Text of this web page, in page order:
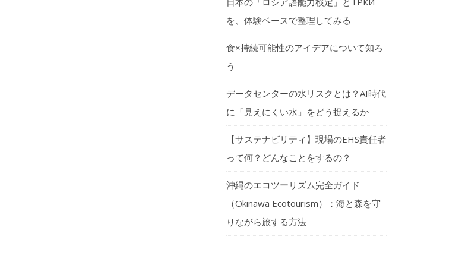
を、体験ベースで整理してみる
食×持続可能性のアイデアについて知ろ
う
データセンターの水リスクとは？AI時代
に「見えにくい水」をどう捉えるか
【サステナビリティ】現場のEHS責任者
って何？どんなことをするの？
沖縄のエコツーリズム完全ガイド
（Okinawa Ecotourism）：海と森を守
りながら旅する方法